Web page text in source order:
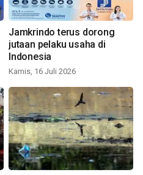
Jamkrindo terus dorong
jutaan pelaku usaha di
Indonesia
Kamis, 16 Juli 2026